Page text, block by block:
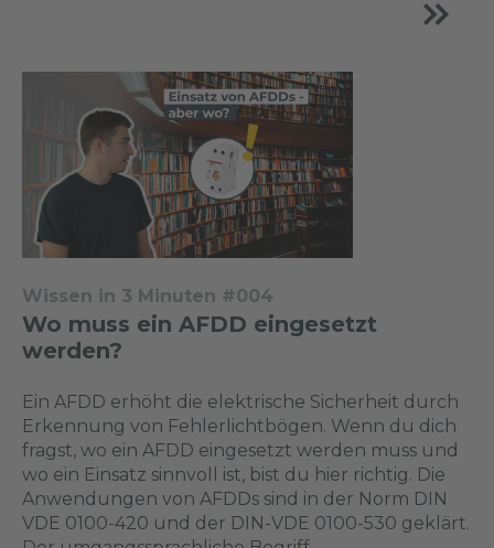
Wissen in 3 Minuten #004
Wo muss ein AFDD eingesetzt
werden?
Ein AFDD erhöht die elektrische Sicherheit durch
Erkennung von Fehlerlichtbögen. Wenn du dich
fragst, wo ein AFDD eingesetzt werden muss und
wo ein Einsatz sinnvoll ist, bist du hier richtig. Die
Anwendungen von AFDDs sind in der Norm DIN
VDE 0100-420 und der DIN-VDE 0100-530 geklärt.